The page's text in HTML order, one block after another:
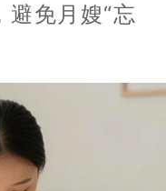
避免月嫂“忘